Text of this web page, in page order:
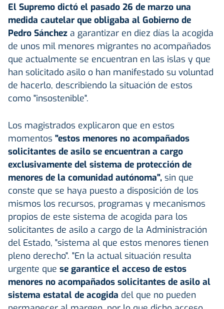
El Supremo dictó el pasado 26 de marzo una
medida cautelar que obligaba al Gobierno de
Pedro Sánchez a garantizar en diez días la acogida
de unos mil menores migrantes no acompañados
que actualmente se encuentran en las islas y que
han solicitado asilo o han manifestado su voluntad
de hacerlo, describiendo la situación de estos
como "insostenible".
Los magistrados explicaron que en estos
momentos "estos menores no acompañados
solicitantes de asilo se encuentran a cargo
exclusivamente del sistema de protección de
menores de la comunidad autónoma", sin que
conste que se haya puesto a disposición de los
mismos los recursos, programas y mecanismos
propios de este sistema de acogida para los
solicitantes de asilo a cargo de la Administración
del Estado, "sistema al que estos menores tienen
pleno derecho". "En la actual situación resulta
urgente que se garantice el acceso de estos
menores no acompañados solicitantes de asilo al
sistema estatal de acogida del que no pueden